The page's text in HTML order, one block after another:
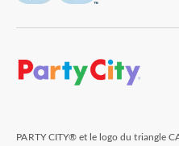
PARTY CITY® et le logo du triangle